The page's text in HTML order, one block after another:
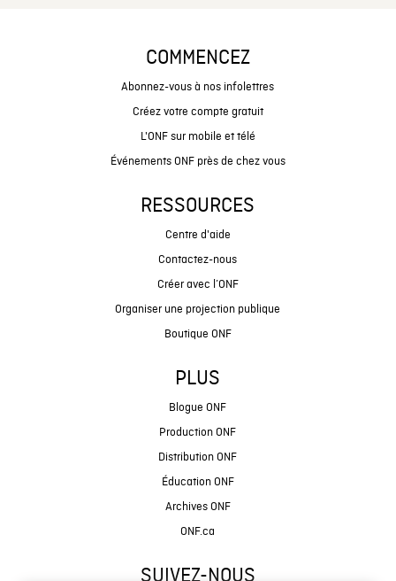
COMMENCEZ
Abonnez-vous à nos infolettres
Créez votre compte gratuit
L'ONF sur mobile et télé
Événements ONF près de chez vous
RESSOURCES
Centre d'aide
Contactez-nous
Créer avec l’ONF
Organiser une projection publique
Boutique ONF
PLUS
Blogue ONF
Production ONF
Distribution ONF
Éducation ONF
Archives ONF
ONF.ca